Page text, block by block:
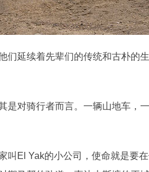
延续着先辈们的传统和古朴的
对骑行者而言。一辆山地车，
El Yak的小公司，使命就是要